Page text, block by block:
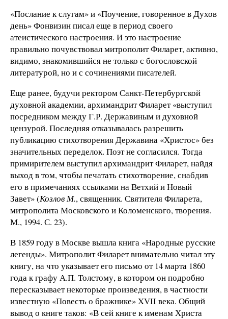
«Послание к слугам» и «Поучение, говоренное в Духов
день» Фонвизин писал еще в период своего
атеистического настроения. И это настроение
правильно почувствовал митрополит Филарет, активно,
видимо, знакомившийся не только с богословской
литературой, но и с сочинениями писателей.
Еще ранее, будучи ректором Санкт-Петербургской
духовной академии, архимандрит Филарет «выступил
посредником между Г.Р. Державиным и духовной
цензурой. Последняя отказывалась разрешить
публикацию стихотворения Державина «Христос» без
значительных переделок. Поэт не согласился. Тогда
примирителем выступил архимандрит Филарет, найдя
выход в том, чтобы печатать стихотворение, снабдив
его в примечаниях ссылками на Ветхий и Новый
Завет» (Козлов М., священник. Святителя Филарета,
митрополита Московского и Коломенского, творения.
М., 1994. С. 23).
В 1859 году в Москве вышла книга «Народные русские
легенды». Митрополит Филарет внимательно читал эту
книгу, на что указывает его письмо от 14 марта 1860
года к графу А.П. Толстому, в котором он подробно
пересказывает некоторые произведения, в частности
известную «Повесть о бражнике» XVII века. Общий
вывод о книге таков: «В сей книге к именам Христа